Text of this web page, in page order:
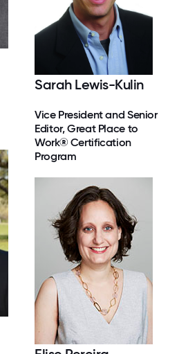
Sarah Lewis-Kulin
Vice President and Senior
Editor, Great Place to
Work® Certification
Program